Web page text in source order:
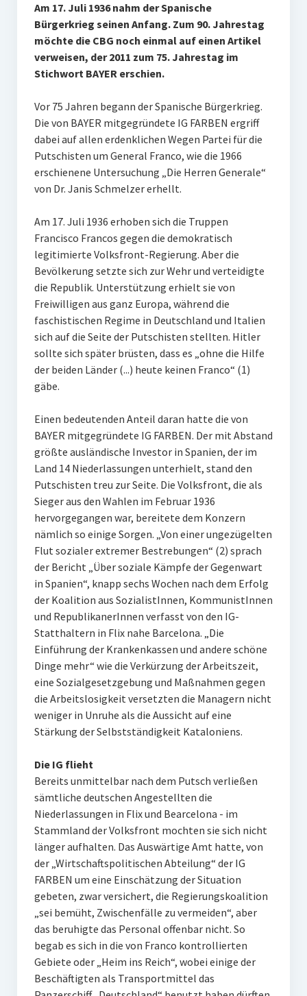
Am 17. Juli 1936 nahm der Spanische
Bürgerkrieg seinen Anfang. Zum 90. Jahrestag
möchte die CBG noch einmal auf einen Artikel
verweisen, der 2011 zum 75. Jahrestag im
Stichwort BAYER erschien.
Vor 75 Jahren begann der Spanische Bürgerkrieg.
Die von BAYER mitgegründete IG FARBEN ergriff
dabei auf allen erdenklichen Wegen Partei für die
Putschisten um General Franco, wie die 1966
erschienene Untersuchung „Die Herren Generale“
von Dr. Janis Schmelzer erhellt.
Am 17. Juli 1936 erhoben sich die Truppen
Francisco Francos gegen die demokratisch
legitimierte Volksfront-Regierung. Aber die
Bevölkerung setzte sich zur Wehr und verteidigte
die Republik. Unterstützung erhielt sie von
Freiwilligen aus ganz Europa, während die
faschistischen Regime in Deutschland und Italien
sich auf die Seite der Putschisten stellten. Hitler
sollte sich später brüsten, dass es „ohne die Hilfe
der beiden Länder (...) heute keinen Franco“ (1)
gäbe.
Einen bedeutenden Anteil daran hatte die von
BAYER mitgegründete IG FARBEN. Der mit Abstand
größte ausländische Investor in Spanien, der im
Land 14 Niederlassungen unterhielt, stand den
Putschisten treu zur Seite. Die Volksfront, die als
Sieger aus den Wahlen im Februar 1936
hervorgegangen war, bereitete dem Konzern
nämlich so einige Sorgen. „Von einer ungezügelten
Flut sozialer extremer Bestrebungen“ (2) sprach
der Bericht „Über soziale Kämpfe der Gegenwart
in Spanien“, knapp sechs Wochen nach dem Erfolg
der Koalition aus SozialistInnen, KommunistInnen
und RepublikanerInnen verfasst von den IG-
Statthaltern in Flix nahe Barcelona. „Die
Einführung der Krankenkassen und andere schöne
Dinge mehr“ wie die Verkürzung der Arbeitszeit,
eine Sozialgesetzgebung und Maßnahmen gegen
die Arbeitslosigkeit versetzten die Managern nicht
weniger in Unruhe als die Aussicht auf eine
Stärkung der Selbstständigkeit Kataloniens.
Die IG flieht
Bereits unmittelbar nach dem Putsch verließen
sämtliche deutschen Angestellten die
Niederlassungen in Flix und Bearcelona - im
Stammland der Volksfront mochten sie sich nicht
länger aufhalten. Das Auswärtige Amt hatte, von
der „Wirtschaftspolitischen Abteilung“ der IG
FARBEN um eine Einschätzung der Situation
gebeten, zwar versichert, die Regierungskoalition
„sei bemüht, Zwischenfälle zu vermeiden“, aber
das beruhigte das Personal offenbar nicht. So
begab es sich in die von Franco kontrollierten
Gebiete oder „Heim ins Reich“, wobei einige der
Beschäftigten als Transportmittel das